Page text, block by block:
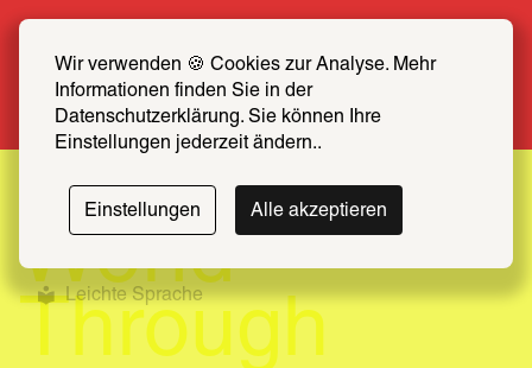
Wir verwenden 🍪 Cookies zur Analyse. Mehr
Informationen finden Sie in der
Datenschutzerklärung. Sie können Ihre
Einstellungen jederzeit ändern..
Einstellungen Alle akzeptieren
SCHIRN FREUND*IN werden
Mehr erfahren
The
World
Through
Leichte Sprache